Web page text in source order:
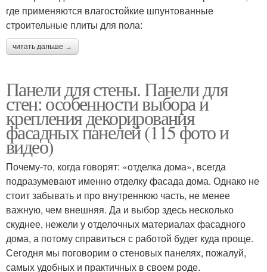
где применяются влагостойкие шпунтованные
строительные плиты для пола:
читать дальше →
Панели для стены. Панели для
стен: особенности выбора и
крепления декорирования
фасадных панелей (115 фото и
видео)
Почему-то, когда говорят: «отделка дома», всегда
подразумевают именно отделку фасада дома. Однако не
стоит забывать и про внутреннюю часть, не менее
важную, чем внешняя. Да и выбор здесь несколько
скуднее, нежели у отделочных материалах фасадного
дома, а потому справиться с работой будет куда проще.
Сегодня мы поговорим о стеновых панелях, пожалуй,
самых удобных и практичных в своем роде.